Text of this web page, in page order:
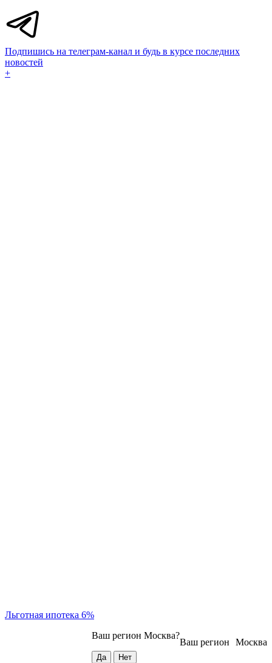
Подпишись на телеграм-канал и будь в курсе последних
новостей
+
Льготная ипотека 6%
Москва
Ваш регион
Ваш регион Москва?